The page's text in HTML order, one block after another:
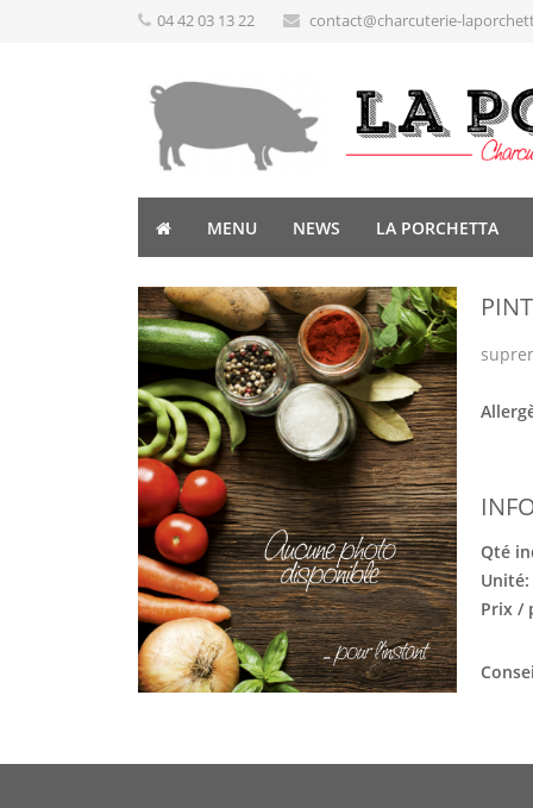
04 42 03 13 22 contact@charcuterie-
MENU NEWS LA PORCHETTA
Qté
Unité:
Prix /